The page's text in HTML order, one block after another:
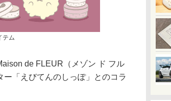
テム
de FLEUR（メゾン ド フル
「えびてんのしっぽ」とのコラ